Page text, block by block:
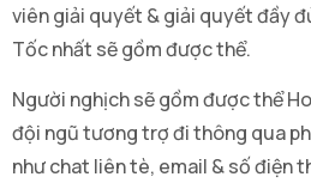
viên giải quyết & giải quyết đầy
Tốc nhất sẽ gồm được thể.
Người nghịch sẽ gồm được thể
đội ngũ tương trợ đi thông qua
như chat liên tè, email & số điện